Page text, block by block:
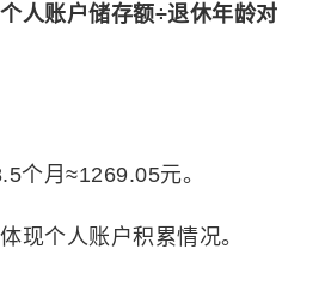
人账户储存额÷退休年龄对
个月≈1269.05元。
现个人账户积累情况。